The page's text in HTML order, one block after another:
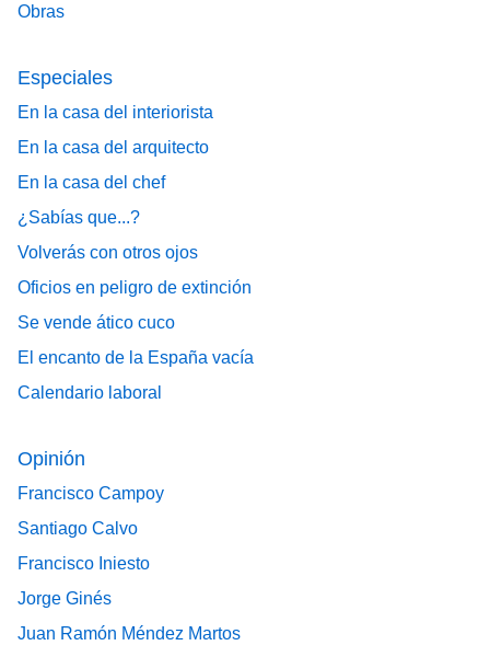
Obras
Especiales
En la casa del interiorista
En la casa del arquitecto
En la casa del chef
¿Sabías que...?
Volverás con otros ojos
Oficios en peligro de extinción
Se vende ático cuco
El encanto de la España vacía
Calendario laboral
Opinión
Francisco Campoy
Santiago Calvo
Francisco Iniesto
Jorge Ginés
Juan Ramón Méndez Martos